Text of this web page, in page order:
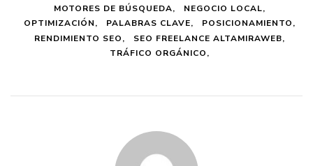
MOTORES DE BÚSQUEDA
NEGOCIO LOCAL
OPTIMIZACIÓN
PALABRAS CLAVE
POSICIONAMIENTO
RENDIMIENTO SEO
SEO FREELANCE ALTAMIRAWEB
TRÁFICO ORGÁNICO